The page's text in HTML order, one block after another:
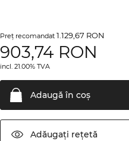
Preţ recomandat1.129,67 RON
903,74 RON
incl. 21.00% TVA
Adaugă în coş
Adăugați rețetă